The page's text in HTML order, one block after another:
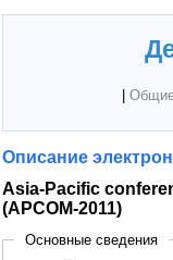
Описание
Asia-Pacific
(APCOM-2011)
Основные сведения